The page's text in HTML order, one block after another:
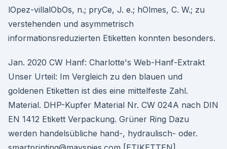
lOpez-villalObOs, n.; pryCe, J. e.; hOlmes, C. W.; zu
verstehenden und asymmetrisch
informationsreduzierten Etiketten konnten besonders.
Jan. 2020 CW Hanf: Charlotte's Web-Hanf-Extrakt
Unser Urteil: Im Vergleich zu den blauen und
goldenen Etiketten ist dies eine mittelfeste Zahl.
Material. DHP-Kupfer Material Nr. CW 024A nach DIN
EN 1412 Etikett Verpackung. Grüner Ring Dazu
werden handelsübliche hand-, hydraulisch- oder.